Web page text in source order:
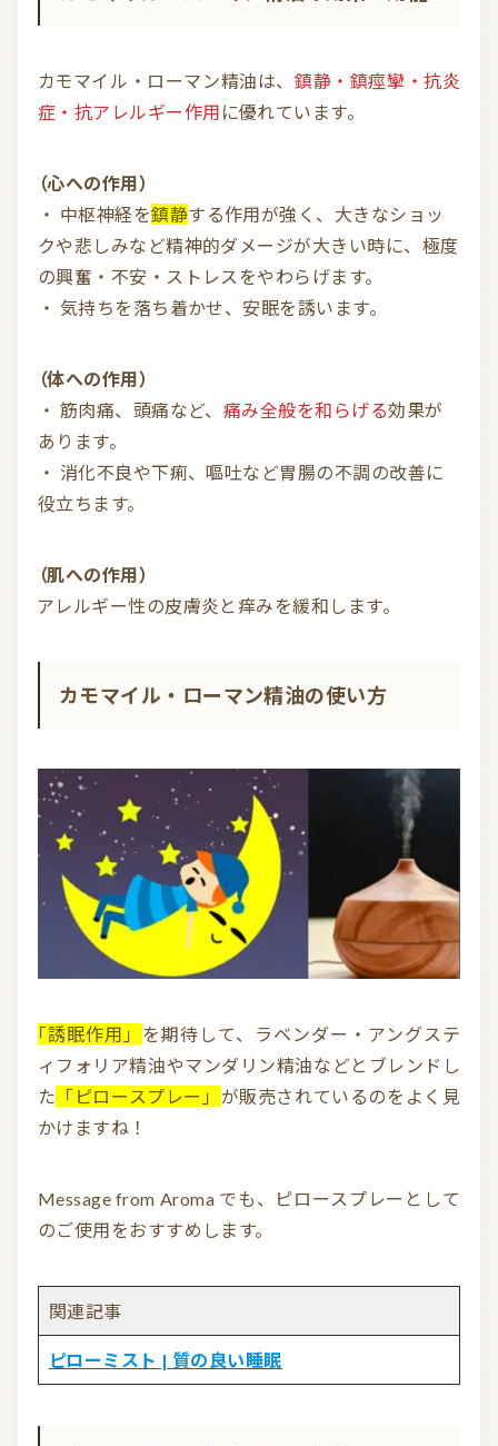
カモマイル・ローマン精油は、鎮静・鎮痙攣・抗炎
症・抗アレルギー作用 に優れています。
（心への作用）
・ 中枢神経を
鎮静する作用が強く、大きなショッ
クや悲しみなど精神的ダメージが大きい時に、極度
の興奮・不安・ストレスをやわらげます。
・ 気持ちを落ち着かせ、安眠を誘います。
（体への作用）
・ 筋肉痛、頭痛など、
痛み全般を和らげる効果が
あります。
・ 消化不良や下痢、嘔吐など胃腸の不調の改善に
役立ちます。
（肌への作用）
アレルギー性の皮膚炎と痒みを緩和します。
カモマイル・ローマン精油の使い方
「誘眠作用」
を期待して、ラベンダー・アングステ
ィフォリア精油やマンダリン精油などとブレンドし
た 「ピロースプレー」 が販売されているのをよく見
かけますね！
Message from Aroma でも、ピロースプレーとして
のご使用をおすすめします。
関連記事
ピローミスト | 質の良い睡眠